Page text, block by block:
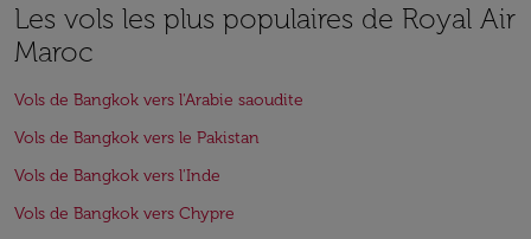
Les vols les plus populaires de Royal Air
Maroc
Vols de Bangkok vers l'Arabie saoudite
Vols de Bangkok vers le Pakistan
Vols de Bangkok vers l'Inde
Vols de Bangkok vers Chypre